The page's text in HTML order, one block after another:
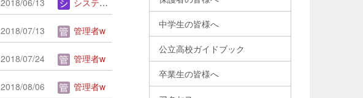
2018/07/13 管理者w
2018/07/24 管理者w
2018/08/06 管理者w
中学生の皆様へ
公立高校ガイドブック
卒業生の皆様へ